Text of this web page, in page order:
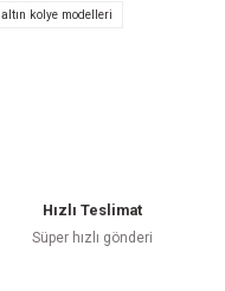
altın kolye modelleri
Hızlı Teslimat
Süper hızlı gönderi